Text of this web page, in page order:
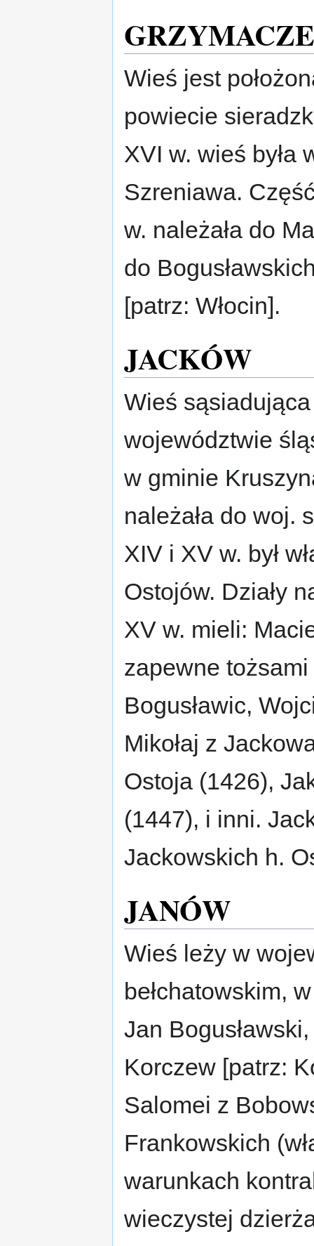
Wieś jest
powiecie
XVI w. wieś była
Szreniawa.
w. należała do
do
[patrz: Włocin].
JACKÓW
Wieś sąsiadująca
województwie
w gminie
należała do woj.
XIV i XV w. był
Ostojów. Działy
XV w. mieli:
zapewne
Bogusławic,
Mikołaj z
Ostoja (1426),
(1447), i inni.
Jackowskich h.
JANÓW
Wieś leży w
bełchatowskim,
Jan
Korczew [patrz:
Salomei z
Frankowskich
warunkach
wieczystej